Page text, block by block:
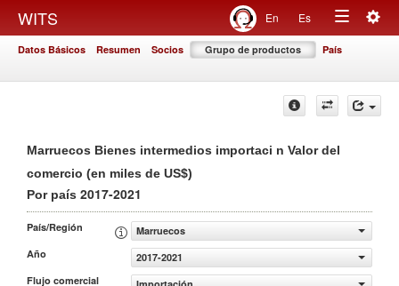
WITS En Es
Toggle
Datos Básicos Resumen Socios Grupo de productos País
Marruecos Bienes intermedios importaci n Valor del
comercio (en miles de US$)
Por país 2017-2021
País/Región
Marruecos
Año
2017-2021
Flujo comercial